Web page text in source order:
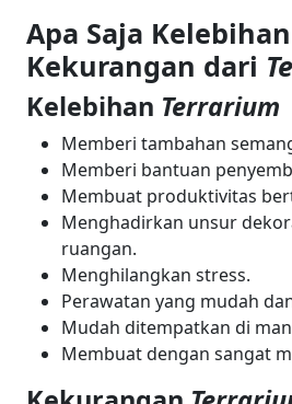
Apa Saja
Kekurangan dari
Kelebihan Terrarium
Memberi tambahan
Memberi bantuan
Membuat produktivitas
Menghadirkan unsur
ruangan.
Menghilangkan stress.
Perawatan yang mudah
Mudah ditempatkan di
Membuat dengan sangat